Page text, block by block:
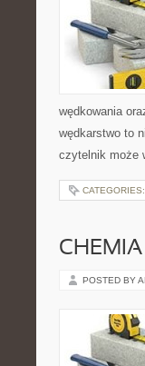
wędkowania
wędkarstwo to
czytelnik może
CATEGORIES:
POSTED BY